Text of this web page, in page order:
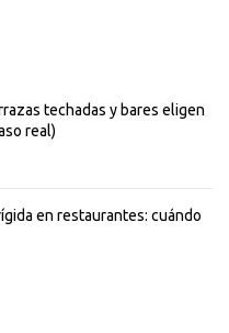
techadas y bares eligen
real)
en restaurantes: cuándo